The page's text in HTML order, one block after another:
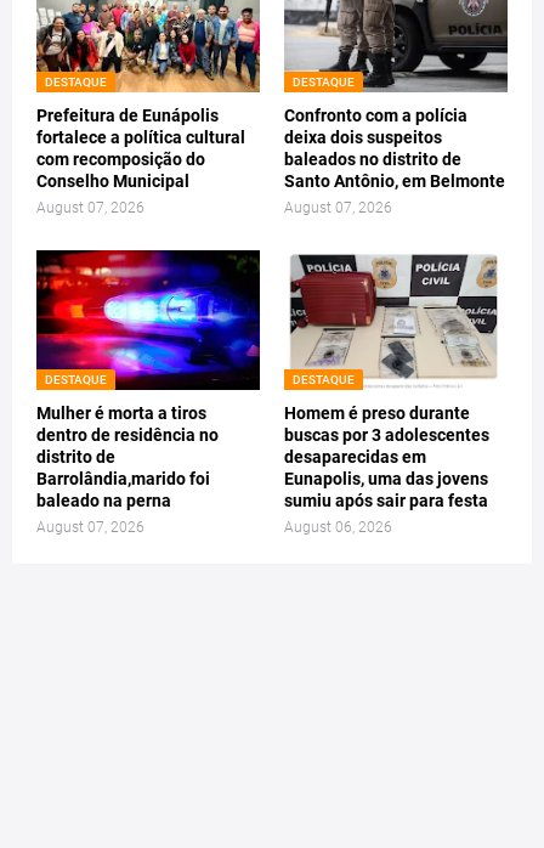
DESTAQUE
Prefeitura de Eunápolis
fortalece a política cultural
com recomposição do
Conselho Municipal
August 07, 2026
DESTAQUE
Confronto com a polícia
deixa dois suspeitos
baleados no distrito de
Santo Antônio, em Belmonte
August 07, 2026
DESTAQUE
Mulher é morta a tiros
dentro de residência no
distrito de
Barrolândia,marido foi
baleado na perna
August 07, 2026
DESTAQUE
Homem é preso durante
buscas por 3 adolescentes
desaparecidas em
Eunapolis, uma das jovens
sumiu após sair para festa
August 06, 2026